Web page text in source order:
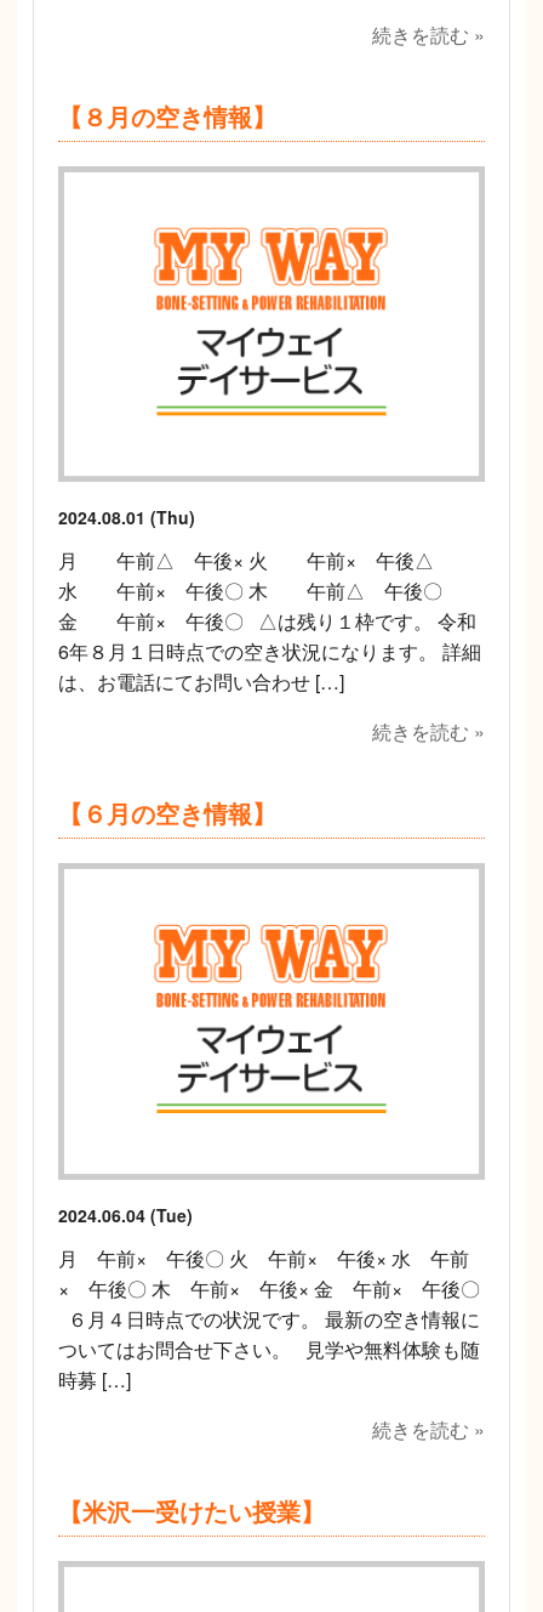
続きを読む »
【８月の空き情報】
2024.08.01 (Thu)
月 午前△ 午後× 火 午前× 午後△
水 午前× 午後〇 木 午前△ 午後〇
金 午前× 午後〇 △は残り１枠です。 令和
6年８月１日時点での空き状況になります。 詳細
は、お電話にてお問い合わせ […]
続きを読む »
【６月の空き情報】
2024.06.04 (Tue)
月 午前× 午後〇 火 午前× 午後× 水 午前
× 午後〇 木 午前× 午後× 金 午前× 午後〇
６月４日時点での状況です。 最新の空き情報に
ついてはお問合せ下さい。 見学や無料体験も随
時募 […]
続きを読む »
【米沢一受けたい授業】